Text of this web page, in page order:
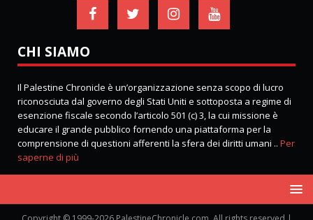
CHI SIAMO
Il Palestine Chronicle è un’organizzazione senza scopo di lucro
riconosciuta dal governo degli Stati Uniti e sottoposta a regime di
esenzione fiscale secondo l’articolo 501 (c) 3, la cui missione è
educare il grande pubblico fornendo una piattaforma per la
comprensione di questioni afferenti la sfera dei diritti umani .. Per
saperne di più